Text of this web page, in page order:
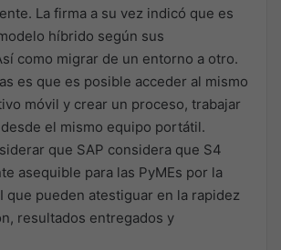
La firma a su vez indicó que es
híbrido según sus
como migrar de un entorno a otro.
es que es posible acceder al mismo
móvil y crear un proceso, trabajar
el mismo equipo portátil.
que SAP considera que S4
asequible para las PyMEs por la
que pueden atestiguar en la rapidez
resultados entregados y